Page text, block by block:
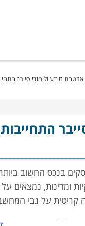
אבטחת מידע ולימודי סייבר
בנכס החשוב
ומדינות, נמצאים
קריטית על גבי
גם